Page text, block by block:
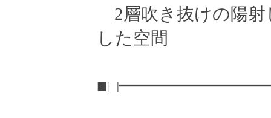
2層吹き抜けの陽射
した空間